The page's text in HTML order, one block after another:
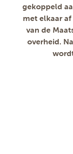
gekoppeld
met elkaar
van de
overheid.